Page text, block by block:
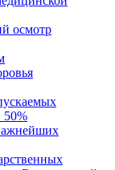
осмотр
50%